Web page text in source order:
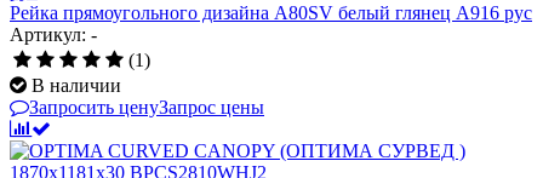
Рейка прямоугольного дизайна A80SV белый глянец A916 рус
Артикул: -
(1)
В наличии
Запросить ценуЗапрос цены